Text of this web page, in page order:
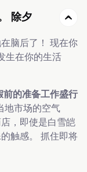
除夕
脑后了！ 现在你
生在你的生活
前的准备工作盛行
地市场的空气
，即使是白雪皑
触感。 抓住即将